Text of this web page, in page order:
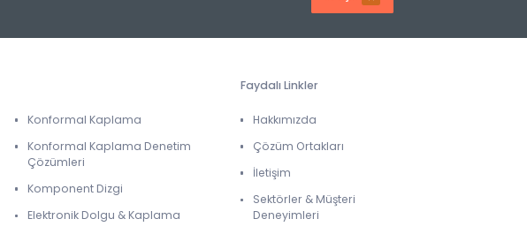
Konformal Kaplama
Konformal Kaplama Denetim
Çözümleri
Komponent Dizgi
Elektronik Dolgu & Kaplama
Faydalı Linkler
Hakkımızda
Çözüm Ortakları
İletişim
Sektörler & Müşteri
Deneyimleri